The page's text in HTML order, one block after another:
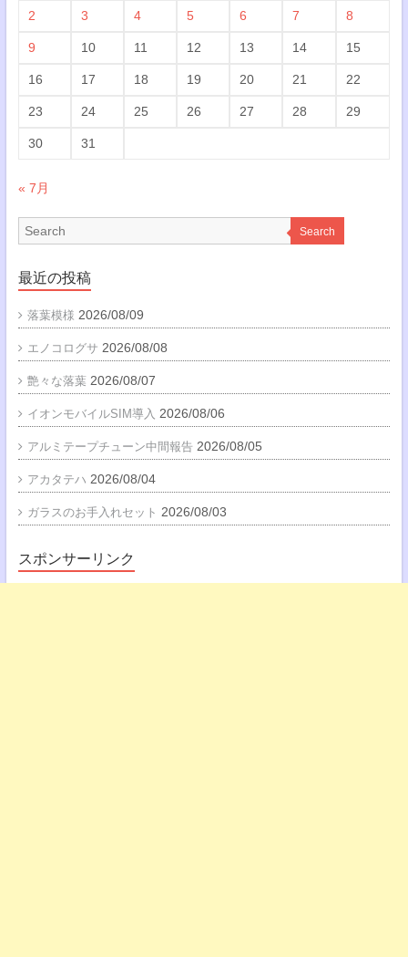
2 3 4 5 6 7 8
9 10 11 12 13 14 15
16 17 18 19 20 21 22
23 24 25 26 27 28 29
30 31
« 7月
Search
最近の投稿
落葉模様 2026/08/09
エノコログサ 2026/08/08
艶々な落葉 2026/08/07
イオンモバイルSIM導入 2026/08/06
アルミテープチューン中間報告 2026/08/05
アカタテハ 2026/08/04
ガラスのお手入れセット 2026/08/03
スポンサーリンク